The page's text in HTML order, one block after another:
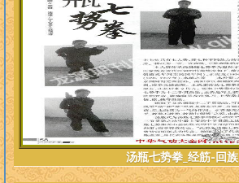
汤瓶七势拳_经筋-回族